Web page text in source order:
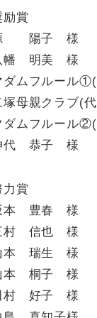
励賞
陽子 様
幡 明美 様
ダムフルール
塚母親クラブ(
ダムフルール
代 恭子 様
力賞
本 豊春 様
村 信也 様
本 瑞生 様
本 桐子 様
村 好子 様